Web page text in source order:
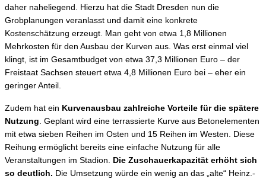
daher naheliegend. Hierzu hat die Stadt Dresden nun die
Grobplanungen veranlasst und damit eine konkrete
Kostenschätzung erzeugt. Man geht von etwa 1,8 Millionen
Mehrkosten für den Ausbau der Kurven aus. Was erst einmal viel
klingt, ist im Gesamtbudget von etwa 37,3 Millionen Euro – der
Freistaat Sachsen steuert etwa 4,8 Millionen Euro bei – eher ein
geringer Anteil.
Zudem hat ein Kurvenausbau zahlreiche Vorteile für die spätere
Nutzung. Geplant wird eine terrassierte Kurve aus Betonelementen
mit etwa sieben Reihen im Osten und 15 Reihen im Westen. Diese
Reihung ermöglicht bereits eine einfache Nutzung für alle
Veranstaltungen im Stadion. Die Zuschauerkapazität erhöht sich
so deutlich. Die Umsetzung würde ein wenig an das „alte“ Heinz.-